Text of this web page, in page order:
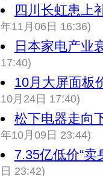
四川长虹患上
年11月06日 16:36)
日本家电产业
17:40)
10月大屏面板
10月24日 17:40)
松下电器走向
年10月09日 23:44)
7.35亿低价“
日 23:42)